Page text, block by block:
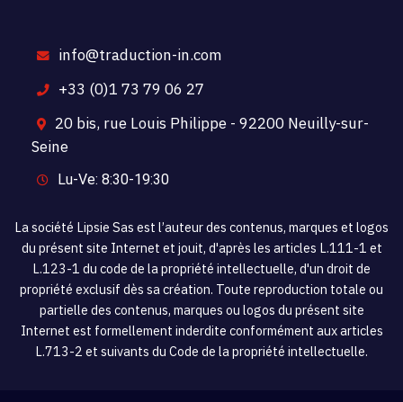
info@traduction-in.com
+33 (0)1 73 79 06 27
20 bis, rue Louis Philippe - 92200 Neuilly-sur-
Seine
Lu-Ve: 8:30-19:30
La société Lipsie Sas est l’auteur des contenus, marques et logos
du présent site Internet et jouit, d'après les articles L.111-1 et
L.123-1 du code de la propriété intellectuelle, d'un droit de
propriété exclusif dès sa création. Toute reproduction totale ou
partielle des contenus, marques ou logos du présent site
Internet est formellement inderdite conformément aux articles
L.713-2 et suivants du Code de la propriété intellectuelle.